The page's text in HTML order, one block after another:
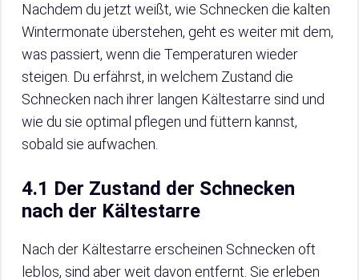
Nachdem du jetzt weißt, wie Schnecken die kalten
Wintermonate überstehen, geht es weiter mit dem,
was passiert, wenn die Temperaturen wieder
steigen. Du erfährst, in welchem Zustand die
Schnecken nach ihrer langen Kältestarre sind und
wie du sie optimal pflegen und füttern kannst,
sobald sie aufwachen.
4.1 Der Zustand der Schnecken
nach der Kältestarre
Nach der Kältestarre erscheinen Schnecken oft
leblos, sind aber weit davon entfernt. Sie erleben